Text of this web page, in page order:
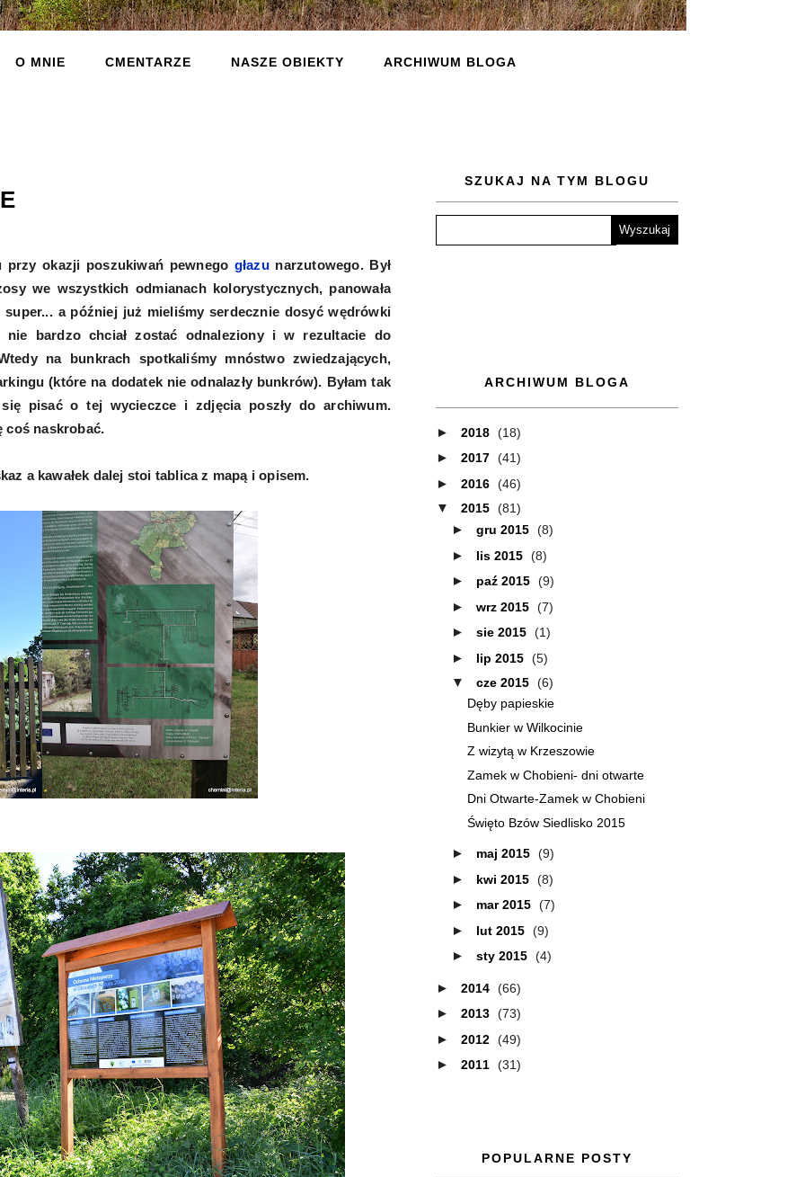
O MNIE CMENTARZE NASZE OBIEKTY ARCHIWUM BLOGA
okazji poszukiwań pewnego głazunarzutowego. Był
we wszystkich odmianach kolorystycznych, panowała
a później już mieliśmy serdecznie dosyć wędrówki
bardzo chciał zostać odnaleziony i w rezultacie do
na bunkrach spotkaliśmy mnóstwo zwiedzających,
(które na dodatek nie odnalazły bunkrów). Byłam tak
pisać o tej wycieczce i zdjęcia poszły do archiwum.
coś naskrobać.
a kawałek dalej stoi tablica z mapą i opisem.
SZUKAJ NA TYM BLOGU
ARCHIWUM BLOGA
► 2018 (18)
► 2017 (41)
► 2016 (46)
▼ 2015 (81)
► gru 2015 (8)
► lis 2015 (8)
► paź 2015 (9)
► wrz 2015 (7)
► sie 2015 (1)
► lip 2015 (5)
▼ cze 2015 (6)
Dęby papieskie
Bunkier w Wilkocinie
Z wizytą w Krzeszowie
Zamek w Chobieni- dni otwarte
Dni Otwarte-Zamek w Chobieni
Święto Bzów Siedlisko 2015
► maj 2015 (9)
► kwi 2015 (8)
► mar 2015 (7)
► lut 2015 (9)
► sty 2015 (4)
► 2014 (66)
► 2013 (73)
► 2012 (49)
► 2011 (31)
POPULARNE POSTY